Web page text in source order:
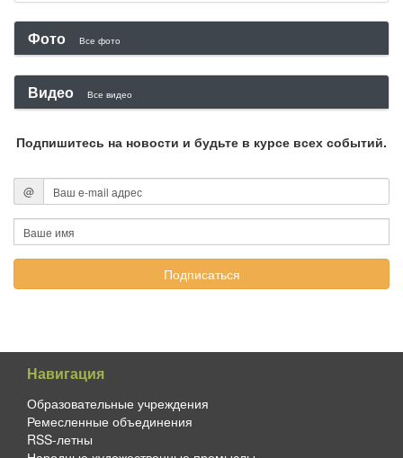
Фото Все фото
Видео Все видео
Подпишитесь на новости и будьте в курсе всех событий.
@
Навигация
Образовательные учреждения
Ремесленные объединения
RSS-летны